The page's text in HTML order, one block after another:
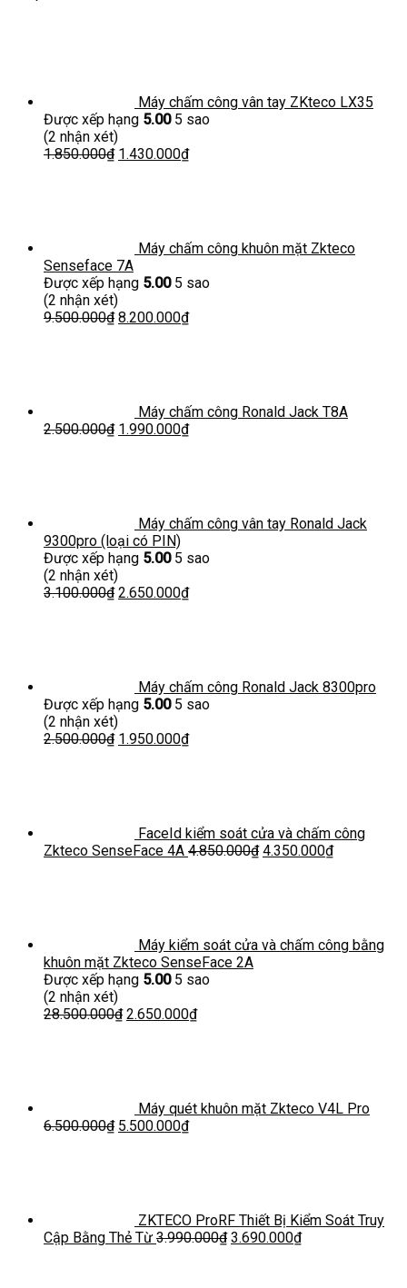
Máy chấm công vân tay ZKteco LX35
Được xếp hạng 5.005 sao
(2 nhận xét)
1.850.000₫ 1.430.000₫
Máy chấm công khuôn mặt Zkteco
Senseface 7A
Được xếp hạng 5.005 sao
(2 nhận xét)
9.500.000₫ 8.200.000₫
Máy chấm công Ronald Jack T8A
2.500.000₫ 1.990.000₫
Máy chấm công vân tay Ronald Jack
9300pro (loại có PIN)
Được xếp hạng 5.005 sao
(2 nhận xét)
3.100.000₫ 2.650.000₫
Máy chấm công Ronald Jack 8300pro
Được xếp hạng 5.005 sao
(2 nhận xét)
2.500.000₫ 1.950.000₫
FaceId kiểm soát cửa và chấm công
Zkteco SenseFace 4A 4.850.000₫ 4.350.000₫
Máy kiểm soát cửa và chấm công bằng
khuôn mặt Zkteco SenseFace 2A
Được xếp hạng 5.005 sao
(2 nhận xét)
28.500.000₫ 2.650.000₫
Máy quét khuôn mặt Zkteco V4L Pro
6.500.000₫ 5.500.000₫
ZKTECO ProRF Thiết Bị Kiểm Soát Truy
Cập Bằng Thẻ Từ 3.990.000₫ 3.690.000₫